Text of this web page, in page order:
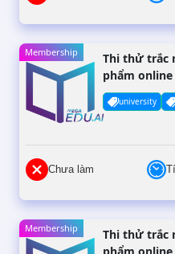
Membership
Thi thử trắc
phẩm online
university
Chưa làm
Membership
Thi thử trắc